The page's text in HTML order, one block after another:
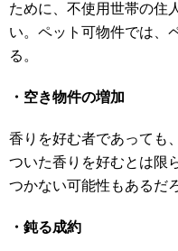
ために、不使用世帯の住
い。ペット可物件では、
る。
・空き物件の増加
香りを好む者であっても
ついた香りを好むとは限
つかない可能性もあるだ
・鈍る成約